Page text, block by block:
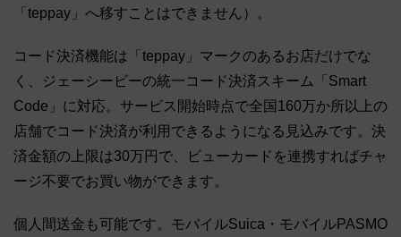
「teppay」へ移すことはできません）。
コード決済機能は「teppay」マークのあるお店だけでな
く、ジェーシービーの統一コード決済スキーム「Smart
Code」に対応。サービス開始時点で全国160万か所以上の
店舗でコード決済が利用できるようになる見込みです。決
済金額の上限は30万円で、ビューカードを連携すればチャ
ージ不要でお買い物ができます。
個人間送金も可能です。モバイルSuica・モバイルPASMO